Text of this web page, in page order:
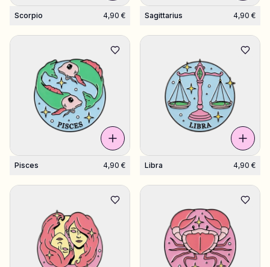
Scorpio 4,90 € Sagittarius 4,90 €
Pisces 4,90 € Libra 4,90 €